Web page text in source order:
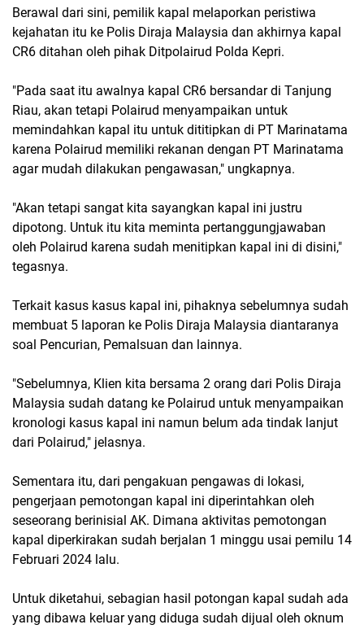
Berawal dari sini, pemilik kapal melaporkan peristiwa
kejahatan itu ke Polis Diraja Malaysia dan akhirnya kapal
CR6 ditahan oleh pihak Ditpolairud Polda Kepri.
"Pada saat itu awalnya kapal CR6 bersandar di Tanjung
Riau, akan tetapi Polairud menyampaikan untuk
memindahkan kapal itu untuk dititipkan di PT Marinatama
karena Polairud memiliki rekanan dengan PT Marinatama
agar mudah dilakukan pengawasan," ungkapnya.
"Akan tetapi sangat kita sayangkan kapal ini justru
dipotong. Untuk itu kita meminta pertanggungjawaban
oleh Polairud karena sudah menitipkan kapal ini di disini,"
tegasnya.
Terkait kasus kasus kapal ini, pihaknya sebelumnya sudah
membuat 5 laporan ke Polis Diraja Malaysia diantaranya
soal Pencurian, Pemalsuan dan lainnya.
"Sebelumnya, Klien kita bersama 2 orang dari Polis Diraja
Malaysia sudah datang ke Polairud untuk menyampaikan
kronologi kasus kapal ini namun belum ada tindak lanjut
dari Polairud," jelasnya.
Sementara itu, dari pengakuan pengawas di lokasi,
pengerjaan pemotongan kapal ini diperintahkan oleh
seseorang berinisial AK. Dimana aktivitas pemotongan
kapal diperkirakan sudah berjalan 1 minggu usai pemilu 14
Februari 2024 lalu.
Untuk diketahui, sebagian hasil potongan kapal sudah ada
yang dibawa keluar yang diduga sudah dijual oleh oknum